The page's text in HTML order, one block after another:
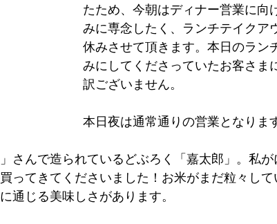
たため、今朝はディナー営業に向
みに専念したく、ランチテイクア
休みさせて頂きます。本日のラン
みにしてくださっていたお客さま
訳ございません。
本日夜は通常通りの営業となります
さんで造られているどぶろく「嘉太郎」。私
ってきてくださいました！お米がまだ粒々して
通じる美味しさがあります。